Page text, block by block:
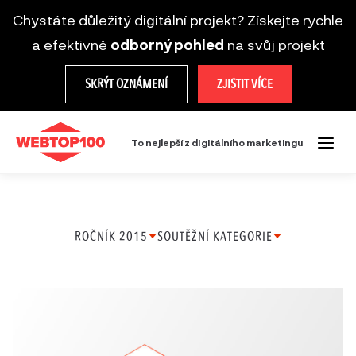
Chystáte důležitý digitální projekt? Získejte rychle
a efektivně odborný pohled na svůj projekt
SKRÝT OZNÁMENÍ ZJISTIT VÍCE
To nejlepší z digitálního marketingu
ROČNÍK 2015 SOUTĚŽNÍ KATEGORIE
Mobilní řešení